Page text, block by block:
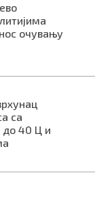
очувању
са
40 Ц и